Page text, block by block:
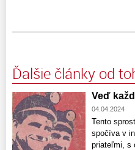
Ďalšie články od
Veď
04.04.2024
Tento
spočíva v
priateľmi, s